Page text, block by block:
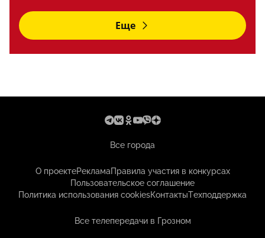
Еще
Все города
О проектеРекламаПравила участия в конкурсах
Пользовательское соглашение
Политика использования cookiesКонтактыТехподдержка
Все телепередачи в Грозном